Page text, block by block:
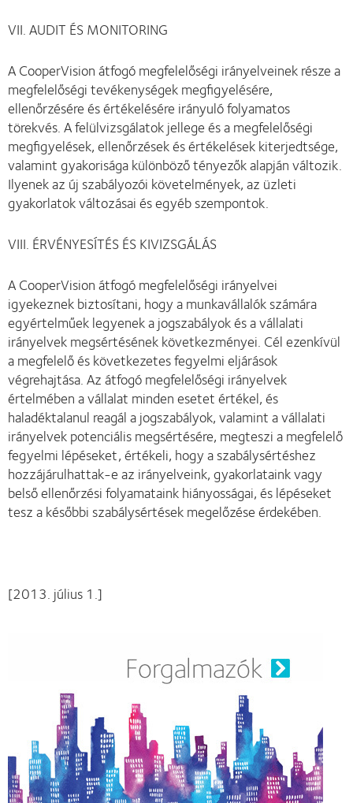
VII. AUDIT ÉS MONITORING
A CooperVision átfogó megfelelőségi irányelveinek része a
megfelelőségi tevékenységek megfigyelésére,
ellenőrzésére és értékelésére irányuló folyamatos
törekvés. A felülvizsgálatok jellege és a megfelelőségi
megfigyelések, ellenőrzések és értékelések kiterjedtsége,
valamint gyakorisága különböző tényezők alapján változik.
Ilyenek az új szabályozói követelmények, az üzleti
gyakorlatok változásai és egyéb szempontok.
VIII. ÉRVÉNYESÍTÉS ÉS KIVIZSGÁLÁS
A CooperVision átfogó megfelelőségi irányelvei
igyekeznek biztosítani, hogy a munkavállalók számára
egyértelműek legyenek a jogszabályok és a vállalati
irányelvek megsértésének következményei. Cél ezenkívül
a megfelelő és következetes fegyelmi eljárások
végrehajtása. Az átfogó megfelelőségi irányelvek
értelmében a vállalat minden esetet értékel, és
haladéktalanul reagál a jogszabályok, valamint a vállalati
irányelvek potenciális megsértésére, megteszi a megfelelő
fegyelmi lépéseket, értékeli, hogy a szabálysértéshez
hozzájárulhattak-e az irányelveink, gyakorlataink vagy
belső ellenőrzési folyamataink hiányosságai, és lépéseket
tesz a későbbi szabálysértések megelőzése érdekében.
[2013. július 1.]